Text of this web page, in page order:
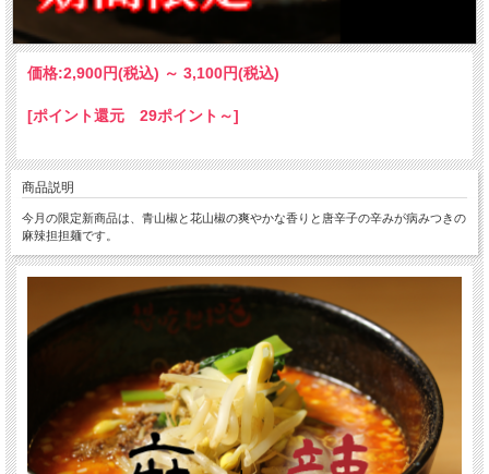
価格:2,900円(税込) ～ 3,100円(税込)
[ポイント還元 29ポイント～]
商品説明
今月の限定新商品は、青山椒と花山椒の爽やかな香りと唐辛子の辛みが病みつきの
麻辣担担麺です。